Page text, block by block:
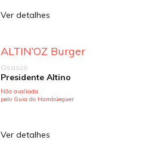
Ver detalhes
ALTIN’OZ Burger
Osasco
Presidente Altino
Não avaliada
pelo Guia do Hambúeguer
Ver detalhes